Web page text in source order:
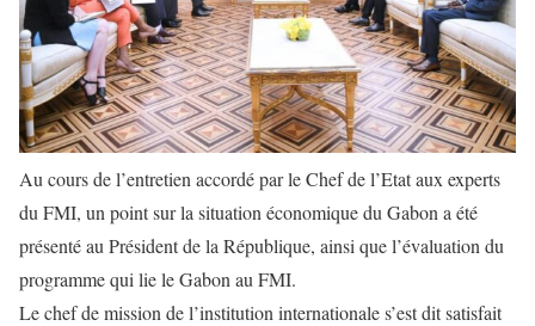
Au cours de l’entretien accordé par le Chef de l’Etat aux experts
du FMI, un point sur la situation économique du Gabon a été
présenté au Président de la République, ainsi que l’évaluation du
programme qui lie le Gabon au FMI.
Le chef de mission de l’institution internationale s’est dit satisfait